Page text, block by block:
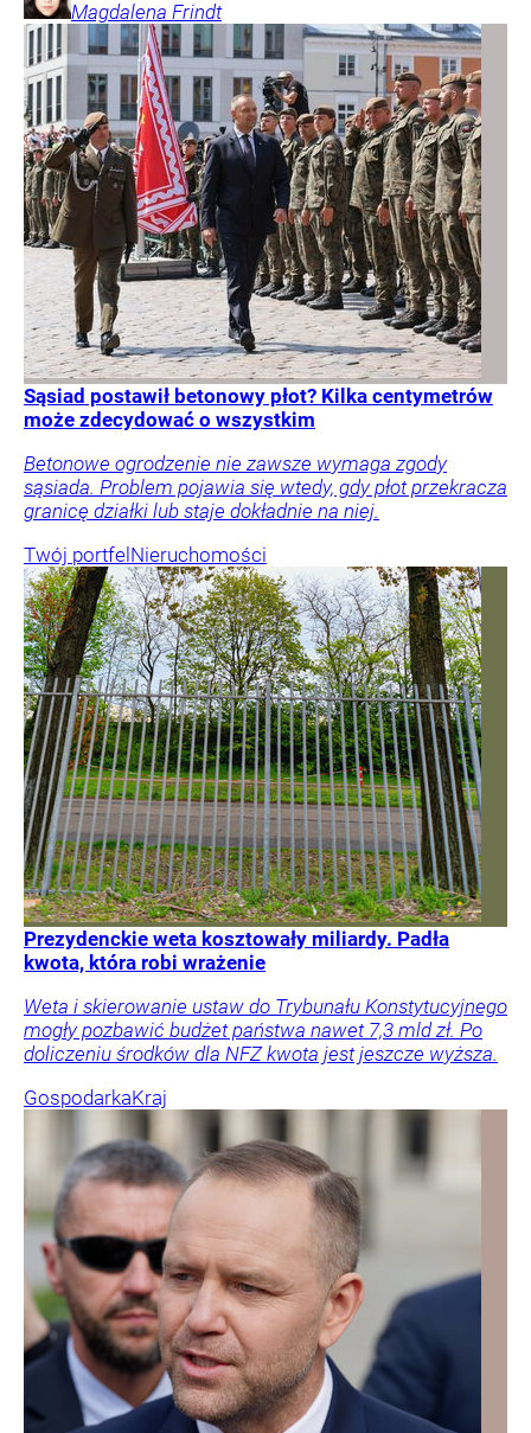
Magdalena Frindt
Sąsiad postawił betonowy płot? Kilka centymetrów
może zdecydować o wszystkim
Betonowe ogrodzenie nie zawsze wymaga zgody
sąsiada. Problem pojawia się wtedy, gdy płot przekracza
granicę działki lub staje dokładnie na niej.
Twój portfelNieruchomości
Prezydenckie weta kosztowały miliardy. Padła
kwota, która robi wrażenie
Weta i skierowanie ustaw do Trybunału Konstytucyjnego
mogły pozbawić budżet państwa nawet 7,3 mld zł. Po
doliczeniu środków dla NFZ kwota jest jeszcze wyższa.
GospodarkaKraj